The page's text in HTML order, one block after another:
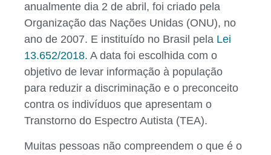
anualmente dia 2 de abril, foi criado pela
Organização das Nações Unidas (ONU), no
ano de 2007. E instituído no Brasil pela Lei
13.652/2018. A data foi escolhida com o
objetivo de levar informação à população
para reduzir a discriminação e o preconceito
contra os indivíduos que apresentam o
Transtorno do Espectro Autista (TEA).
Muitas pessoas não compreendem o que é o